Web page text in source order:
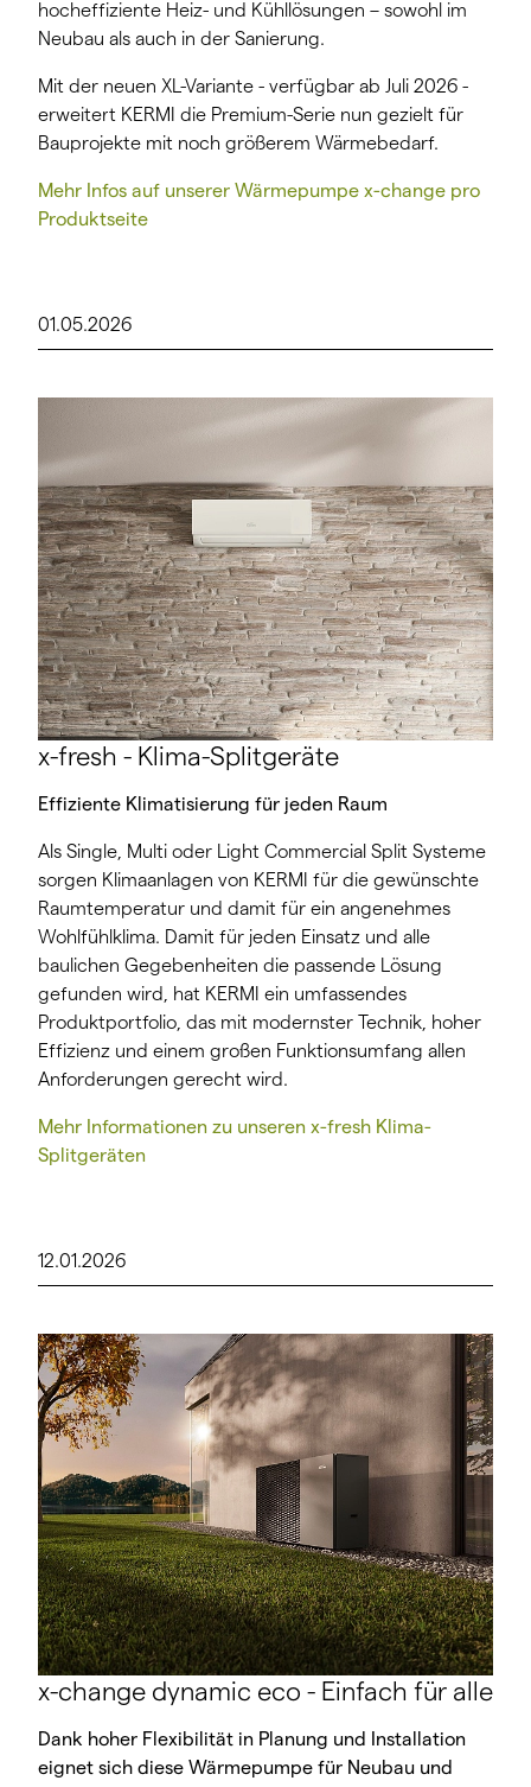
hocheffiziente Heiz- und Kühllösungen – sowohl im
Neubau als auch in der Sanierung.
Mit der neuen XL-Variante - verfügbar ab Juli 2026 -
erweitert KERMI die Premium-Serie nun gezielt für
Bauprojekte mit noch größerem Wärmebedarf.
Mehr Infos auf unserer Wärmepumpe x-change pro
Produktseite
01.05.2026
x-fresh - Klima-Splitgeräte
Effiziente Klimatisierung für jeden Raum
Als Single, Multi oder Light Commercial Split Systeme
sorgen Klimaanlagen von KERMI für die gewünschte
Raumtemperatur und damit für ein angenehmes
Wohlfühlklima. Damit für jeden Einsatz und alle
baulichen Gegebenheiten die passende Lösung
gefunden wird, hat KERMI ein umfassendes
Produktportfolio, das mit modernster Technik, hoher
Effizienz und einem großen Funktionsumfang allen
Anforderungen gerecht wird.
Mehr Informationen zu unseren x-fresh Klima-
Splitgeräten
12.01.2026
x-change dynamic eco - Einfach für alle
Dank hoher Flexibilität in Planung und Installation
eignet sich diese Wärmepumpe für Neubau und